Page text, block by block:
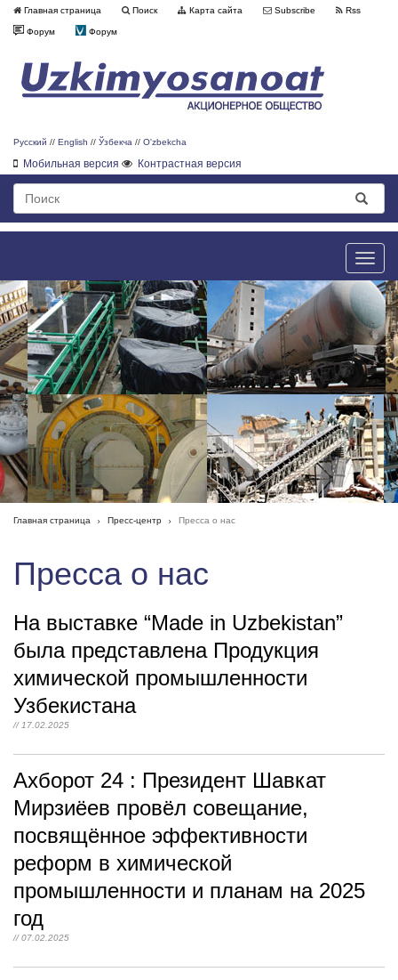
Главная страница Поиск Карта сайта Subscribe Rss
Форум Форум
Русский // English // Ўзбекча // O'zbekcha
Мобильная версия Контрастная версия
Toggle
Главная страница Пресс-центр Пресса о нас
Пресса о нас
На выставке “Made in Uzbekistan”
была представлена Продукция
химической промышленности
Узбекистана
// 17.02.2025
Ахборот 24 : Президент Шавкат
Мирзиёев провёл совещание,
посвящённое эффективности
реформ в химической
промышленности и планам на 2025
год
// 07.02.2025